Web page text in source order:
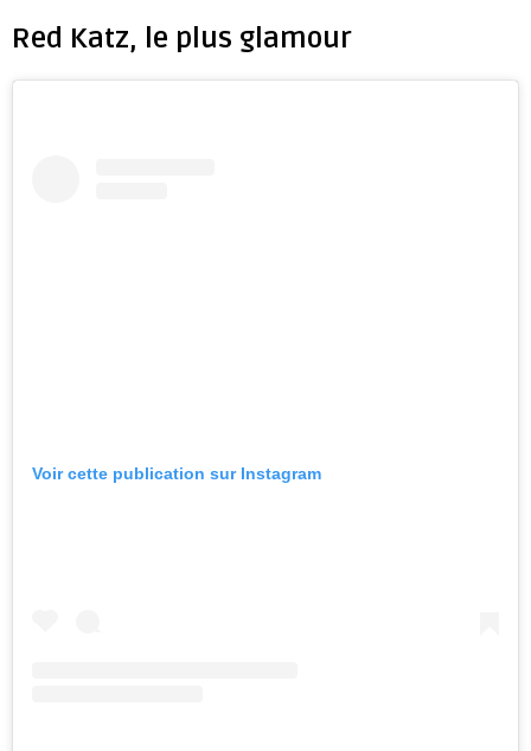
Red Katz, le plus glamour
Voir cette publication sur Instagram